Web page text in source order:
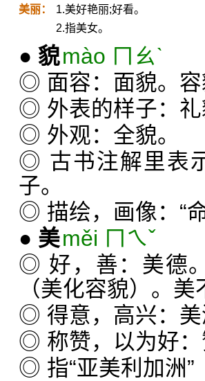
美丽：
1.美好艳丽;好看。
2.指美女。
● 貌mào ㄇㄠˋ
◎ 面容：面貌。
◎ 外表的样子：礼
◎ 外观：全貌。
◎ 古书注解里表
子。
◎ 描绘，画像：“
● 美měi ㄇㄟˇ
◎ 好，善：美德
（美化容貌）。美
◎ 得意，高兴：美
◎ 称赞，以为好
◎ 指“亚美利加洲”